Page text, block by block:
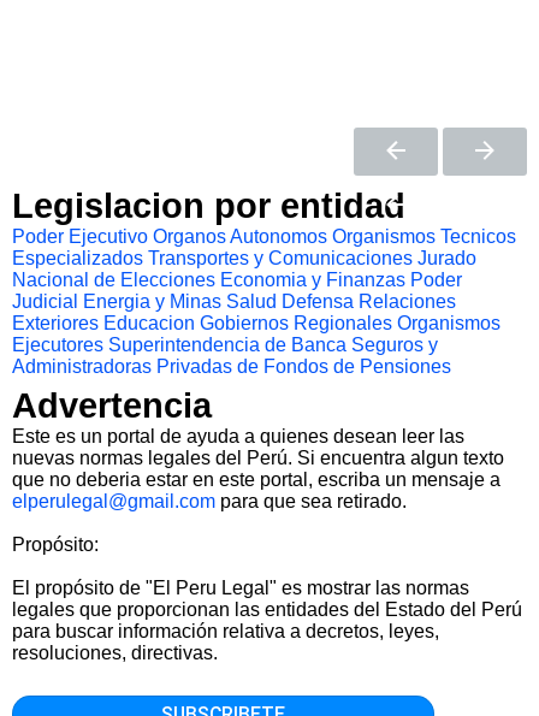
Legislacion por entidad
Poder Ejecutivo Organos Autonomos Organismos Tecnicos
Especializados Transportes y Comunicaciones Jurado
Nacional de Elecciones Economia y Finanzas Poder
Judicial
Energia y Minas Salud Defensa Relaciones
Exteriores Educacion Gobiernos Regionales Organismos
Ejecutores Superintendencia de Banca Seguros y
Administradoras Privadas de Fondos de Pensiones
Advertencia
Este es un portal de ayuda a quienes desean leer las
nuevas normas legales del Perú. Si encuentra algun texto
que no deberia estar en este portal, escriba un mensaje a
elperulegal@gmail.com para que sea retirado.
Propósito:
El propósito de "El Peru Legal" es mostrar las normas
legales que proporcionan las entidades del Estado del Perú
para buscar información relativa a decretos, leyes,
resoluciones, directivas.